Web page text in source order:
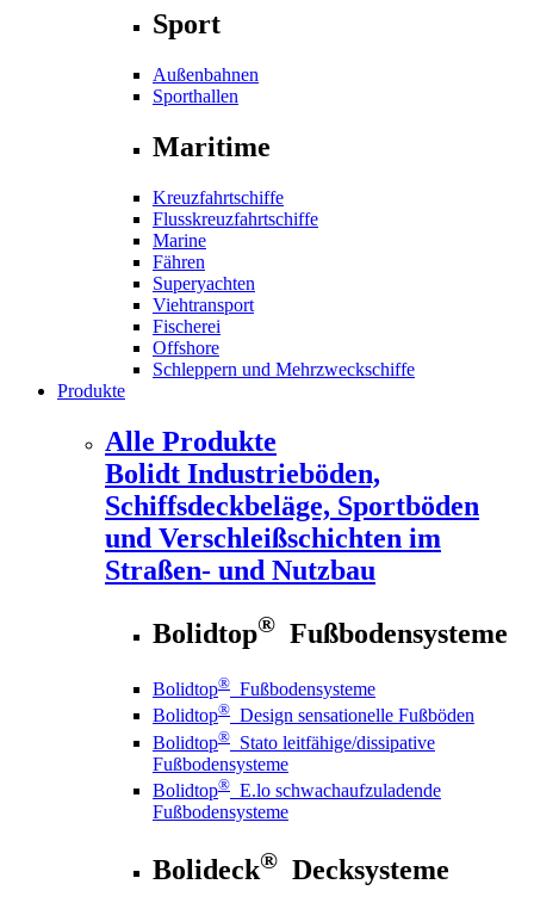
Sport
Außenbahnen
Sporthallen
Maritime
Kreuzfahrtschiffe
Flusskreuzfahrtschiffe
Marine
Fähren
Superyachten
Viehtransport
Fischerei
Offshore
Schleppern und Mehrzweckschiffe
Produkte
Alle Produkte
Bolidt Industrieböden,
Schiffsdeckbeläge, Sportböden
und Verschleißschichten im
Straßen- und Nutzbau
Bolidtop® Fußbodensysteme
Bolidtop® Fußbodensysteme
Bolidtop® Design sensationelle Fußböden
Bolidtop® Stato leitfähige/dissipative
Fußbodensysteme
Bolidtop® E.lo schwachaufzuladende
Fußbodensysteme
Bolideck® Decksysteme